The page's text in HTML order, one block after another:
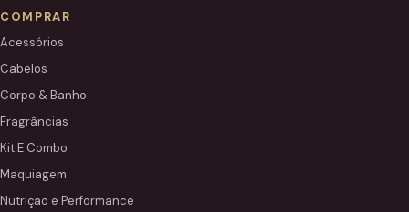
COMPRAR
Acessórios
Cabelos
Corpo & Banho
Fragrâncias
Kit E Combo
Maquiagem
Nutrição e Performance